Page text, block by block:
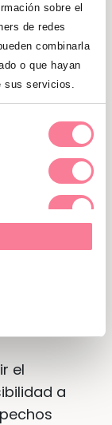
sobre el
de redes
combinarla
o que hayan
sus servicios.
Cuando
se lo
parece
es que las
es
un
grupo y
los
el
a